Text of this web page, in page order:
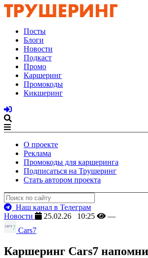
Посты
Блоги
Новости
Подкаст
Промо
Каршеринг
Промокоды
Кикшеринг
О проекте
Реклама
Промокоды для каршеринга
Подписаться на Трушеринг
Стать автором проекта
Наш канал в Телеграм
Новости
25.02.26 10:25
—
Cars7
Каршеринг Cars7